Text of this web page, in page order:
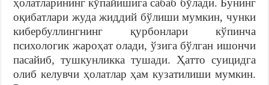
оқибатлари жуда жиддий бўлиши мумкин, чунки
кибербуллингнинг қурбонлари кўпинча
психологик жароҳат олади, ўзига бўлган ишончи
пасайиб, тушкунликка тушади. Ҳатто суицидга
олиб келувчи ҳолатлар ҳам кузатилиши мумкин.